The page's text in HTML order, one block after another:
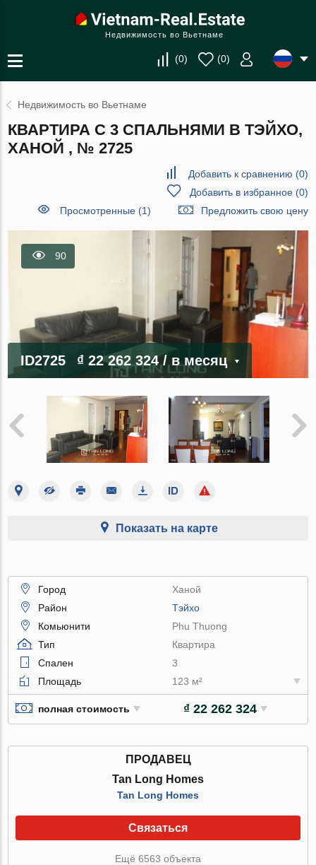
Недвижимость во Вьетнаме
(0) (0)
Недвижимость во Вьетнаме
КВАРТИРА С 3 СПАЛЬНЯМИ В ТЭЙХО,
ХАНОЙ , № 2725
Добавить к сравнению (0)
Добавить в избранное(0)
Просмотренные (1)
Предложить свою цену
90
ID2725 ₫ 22 262 324/ в месяц
Показать на карте
Город
Ханой
Район
Тэйхо
Комьюнити
Phu Thuong
Тип
Квартира
Спален
3
Площадь
123 м²
полная стоимость ₫ 22 262 324
ПРОДАВЕЦ
Tan Long Homes
Tan Long Homes
Связаться
Ещё 6563 объекта